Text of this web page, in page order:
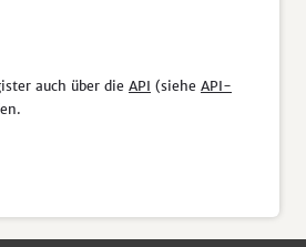
auch über die API (siehe API-